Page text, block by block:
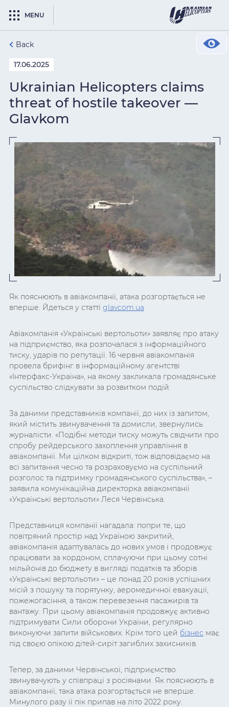
MENU
Back
17.06.2025
Ukrainian Helicopters claims
threat of hostile takeover —
Glavkom
Як пояснюють в авіакомпанії, атака розгортається не
вперше. Йдеться у статті glavcom.ua
Авіакомпанія «Українські вертольоти» заявляє про атаку
на підприємство, яка розпочалася з інформаційного
тиску, ударів по репутації. 16 червня авіакомпанія
провела брифінг в інформаційному агентстві
«Інтерфакс-Україна», на якому закликала громадянське
суспільство слідкувати за розвитком подій.
За даними представників компанії, до них із запитом,
який містить звинувачення та домисли, звернулись
журналісти. «Подібні методи тиску можуть свідчити про
спробу рейдерського захоплення управління в
авіакомпанії. Ми цілком відкриті, тож відповідаємо на
всі запитання чесно та розраховуємо на суспільний
розголос та підтримку громадянського суспільства», –
заявила комунікаційна директорка авіакомпанії
»Українські вертольоти» Леся Червінська.
Представниця компанії нагадала: попри те, що
повітряний простір над Україною закритий,
авіакомпанія адаптувалась до нових умов і продовжує
працювати за кордоном, сплачуючи при цьому сотні
мільйонів до бюджету в вигляді податків та зборів.
«Українські вертольоти» – це понад 20 років успішних
місій з пошуку та порятунку, аеромедичної евакуації,
пожежогасіння, а також перевезення пасажирів та
вантажу. При цьому авіакомпанія продовжує активно
підтримувати Сили оборони України, регулярно
виконуючи запити військових. Крім того цей бізнес має
під своєю опікою дітей-сиріт загиблих захисників.
Тепер, за даними Червінської, підприємство
звинувачують у співпраці з росіянами. Як пояснюють в
авіакомпанії, така атака розгортається не вперше.
Минулого разу її пік припав на літо 2022 року.